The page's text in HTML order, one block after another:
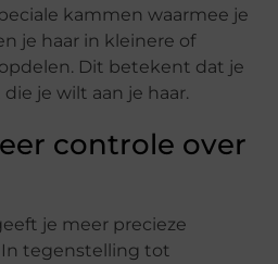
kammen waarmee je
je haar in kleinere of
Dit betekent dat je
je wilt aan je haar.
controle over
je meer precieze
In tegenstelling tot